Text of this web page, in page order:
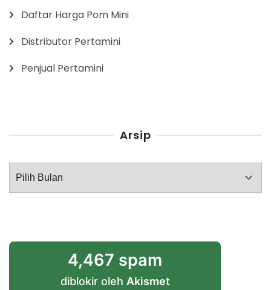
Daftar Harga Pom Mini
Distributor Pertamini
Penjual Pertamini
Arsip
Arsip
4,467 spam
diblokir oleh Akismet